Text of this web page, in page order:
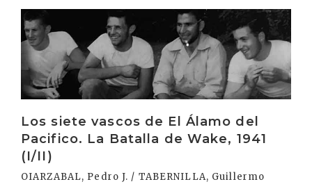
Los siete vascos de El Álamo del
Pacifico. La Batalla de Wake, 1941
(I/II)
OIARZABAL, Pedro J. / TABERNILLA, Guillermo
Irakurri